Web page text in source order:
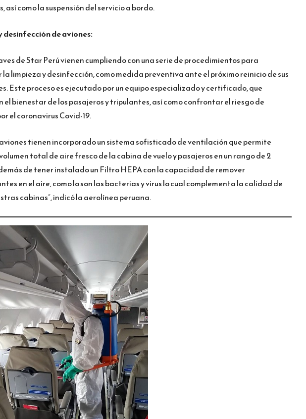
así como la suspensión del servicio a bordo.
desinfección de aviones:
de Star Perú vienen cumpliendo con una serie de procedimientos para
limpieza y desinfección, como medida preventiva ante el próximo reinicio de sus
Este proceso es ejecutado por un equipo especializado y certificado, que
bienestar de los pasajeros y tripulantes, así como confrontar el riesgo de
el coronavirus Covid-19.
tienen incorporado un sistema sofisticado de ventilación que permite
total de aire fresco de la cabina de vuelo y pasajeros en un rango de 2
de tener instalado un Filtro HEPA con la capacidad de remover
en el aire, como lo son las bacterias y virus lo cual complementa la calidad de
cabinas”, indicó la aerolínea peruana.